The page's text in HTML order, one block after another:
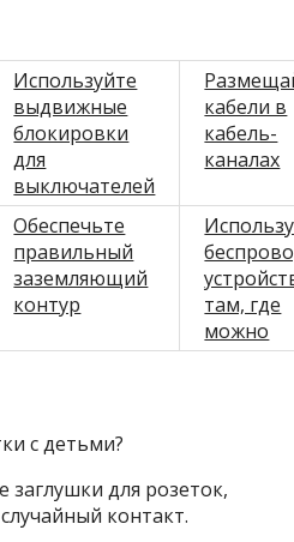
Используйте
выдвижные
блокировки
для
выключателей
кабели в
кабель-
каналах
Обеспечьте
правильный
заземляющий
контур
там, где
можно
с детьми?
для розеток,
контакт.